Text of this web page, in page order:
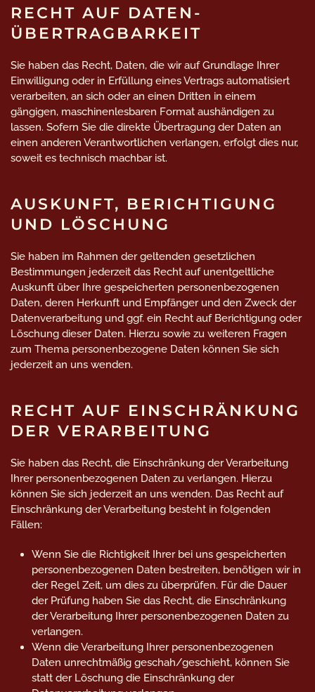
RECHT AUF DATEN­
ÜBERTRAG­BARKEIT
Sie haben das Recht, Daten, die wir auf Grundlage Ihrer
Einwilligung oder in Erfüllung eines Vertrags automatisiert
verarbeiten, an sich oder an einen Dritten in einem
gängigen, maschinenlesbaren Format aushändigen zu
lassen. Sofern Sie die direkte Übertragung der Daten an
einen anderen Verantwortlichen verlangen, erfolgt dies nur,
soweit es technisch machbar ist.
AUSKUNFT, BERICHTIGUNG
UND LÖSCHUNG
Sie haben im Rahmen der geltenden gesetzlichen
Bestimmungen jederzeit das Recht auf unentgeltliche
Auskunft über Ihre gespeicherten personenbezogenen
Daten, deren Herkunft und Empfänger und den Zweck der
Datenverarbeitung und ggf. ein Recht auf Berichtigung oder
Löschung dieser Daten. Hierzu sowie zu weiteren Fragen
zum Thema personenbezogene Daten können Sie sich
jederzeit an uns wenden.
RECHT AUF EINSCHRÄNKUNG
DER VERARBEITUNG
Sie haben das Recht, die Einschränkung der Verarbeitung
Ihrer personenbezogenen Daten zu verlangen. Hierzu
können Sie sich jederzeit an uns wenden. Das Recht auf
Einschränkung der Verarbeitung besteht in folgenden
Fällen:
Wenn Sie die Richtigkeit Ihrer bei uns gespeicherten
personenbezogenen Daten bestreiten, benötigen wir in
der Regel Zeit, um dies zu überprüfen. Für die Dauer
der Prüfung haben Sie das Recht, die Einschränkung
der Verarbeitung Ihrer personenbezogenen Daten zu
verlangen.
Wenn die Verarbeitung Ihrer personenbezogenen
Daten unrechtmäßig geschah/geschieht, können Sie
statt der Löschung die Einschränkung der